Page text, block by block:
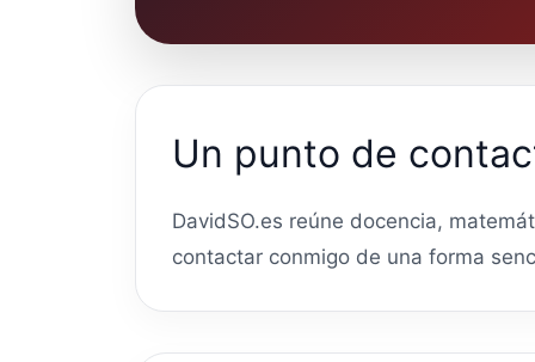
Un punto de
DavidSO.es reúne docencia,
contactar conmigo de una forma